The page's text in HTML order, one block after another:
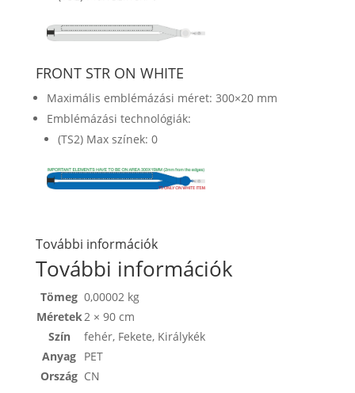
FRONT STR ON WHITE
Maximális emblémázási méret: 300×20 mm
Emblémázási technológiák:
(TS2) Max színek: 0
További információk
További információk
Tömeg 0,00002 kg
Méretek 2 × 90 cm
Szín
fehér, Fekete, Királykék
Anyag PET
Ország CN